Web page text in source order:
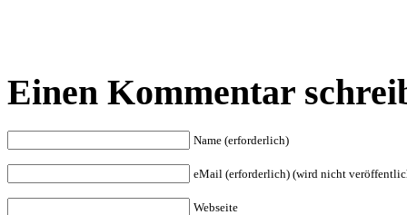
Einen Kommentar
Name (erforderlich)
eMail (erforderlich) (wird nicht
Webseite